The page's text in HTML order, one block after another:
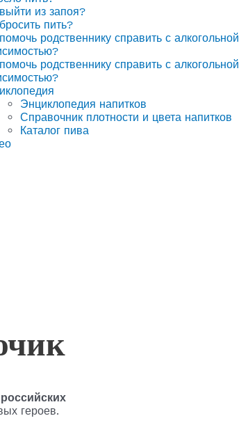
из запоя?
пить?
родственнику справить с алкогольной
родственнику справить с алкогольной
Энциклопедия напитков
Справочник плотности и цвета напитков
Каталог пива
героев.